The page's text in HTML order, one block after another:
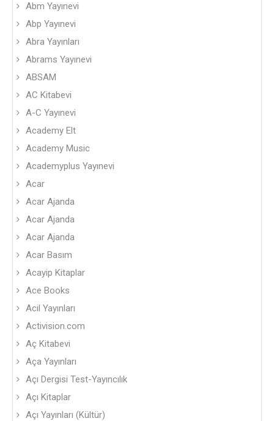
Abm Yayınevi
Abp Yayınevi
Abra Yayınları
Abrams Yayınevi
ABSAM
AC Kitabevi
A-C Yayınevi
Academy Elt
Academy Music
Academyplus Yayınevi
Acar
Acar Ajanda
Acar Ajanda
Acar Ajanda
Acar Basım
Acayip Kitaplar
Ace Books
Acil Yayınları
Activision.com
Aç Kitabevi
Aça Yayınları
Açı Dergisi Test-Yayıncılık
Açı Kitaplar
Açı Yayınları (Kültür)